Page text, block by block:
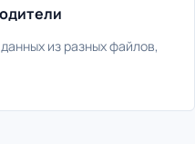
из разных файлов,